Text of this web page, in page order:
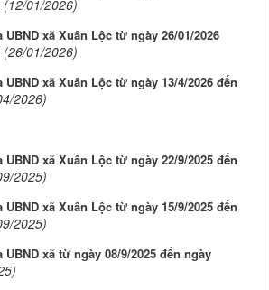
(12/01/2026)
xã Xuân Lộc từ ngày 26/01/2026
(26/01/2026)
xã Xuân Lộc từ ngày 13/4/2026 đến
2026)
xã Xuân Lộc từ ngày 22/9/2025 đến
2025)
xã Xuân Lộc từ ngày 15/9/2025 đến
2025)
xã từ ngày 08/9/2025 đến ngày